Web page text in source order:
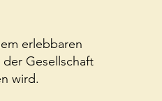
erlebbaren
Gesellschaft
wird.